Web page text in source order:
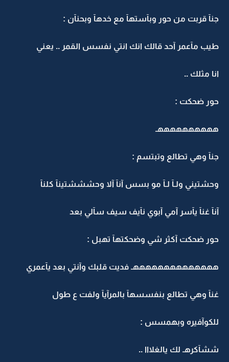
جنآ قربت من حور وبآستهآ مع خدهآ وبحنآن :
طيب مآعمر آحد قالك انك انتي نفسس القمر .. يعني
انا مثلك ..
حور ضحكت :
ههههههههههـ
جنآ وهي تطالع وتبتسم :
وحشتيني ولـآ لـآ مو بسس آنآ آلا وحشششتينآ كلنآ
آنآ غنآ يآسر آمي آبوي نآيف سيف سآلي بعد
حور ضحكت آكثر شي وضحكتهآ تهبل :
ههههههههههههههـ فديت قلبك وآنتي بعد يآعمري
غنآ وهي تطالع بنفسسهآ بالمرآيآ ولفت ع طول
للكوآفيره وبهمسس :
ششآكرهـ لك يالغلااا ..